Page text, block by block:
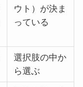
ウト）が決ま
っている
選択肢の中か
ら選ぶ